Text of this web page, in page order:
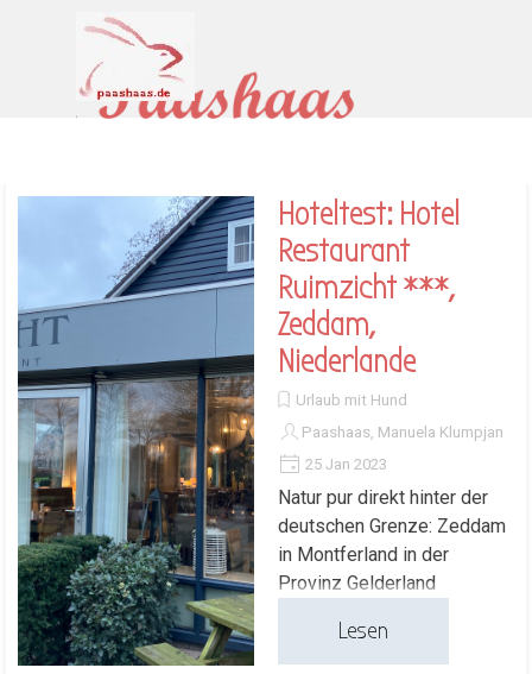
Menü überspringen
Hoteltest: Hotel
Restaurant
Ruimzicht ***,
Zeddam,
Niederlande
Urlaub mit Hund
Paashaas, Manuela Klumpjan
25 Jan 2023
Natur pur direkt hinter der
deutschen Grenze: Zeddam
in Montferland in der
Provinz Gelderland
Lesen